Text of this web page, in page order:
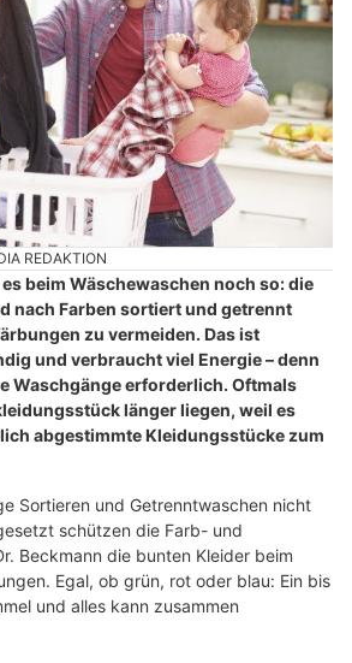
REDAKTION
beim Wäschewaschen noch so: die
nach Farben sortiert und getrennt
zu vermeiden. Das ist
und verbraucht viel Energie – denn
Waschgänge erforderlich. Oftmals
länger liegen, weil es
abgestimmte Kleidungsstücke zum
Sortieren und Getrenntwaschen nicht
schützen die Farb- und
Beckmann die bunten Kleider beim
Egal, ob grün, rot oder blau: Ein bis
und alles kann zusammen